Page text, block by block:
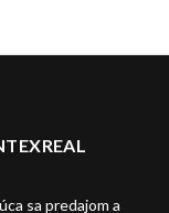
sa predajom a